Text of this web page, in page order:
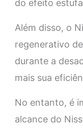
do efeito
Além disso, o
regenerativo
durante a
mais sua
No entanto, é
alcance do